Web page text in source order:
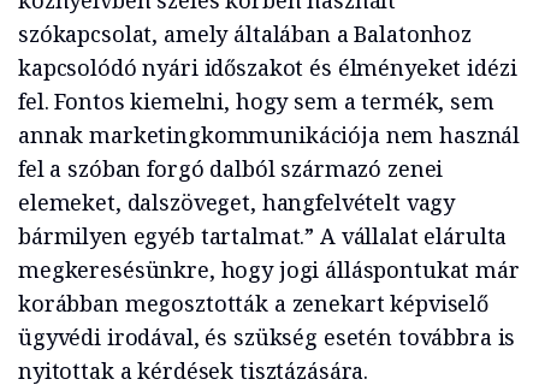
szókapcsolat, amely általában a Balatonhoz
kapcsolódó nyári időszakot és élményeket idézi
fel. Fontos kiemelni, hogy sem a termék, sem
annak marketingkommunikációja nem használ
fel a szóban forgó dalból származó zenei
elemeket, dalszöveget, hangfelvételt vagy
bármilyen egyéb tartalmat.” A vállalat elárulta
megkeresésünkre, hogy jogi álláspontukat már
korábban megosztották a zenekart képviselő
ügyvédi irodával, és szükség esetén továbbra is
nyitottak a kérdések tisztázására.